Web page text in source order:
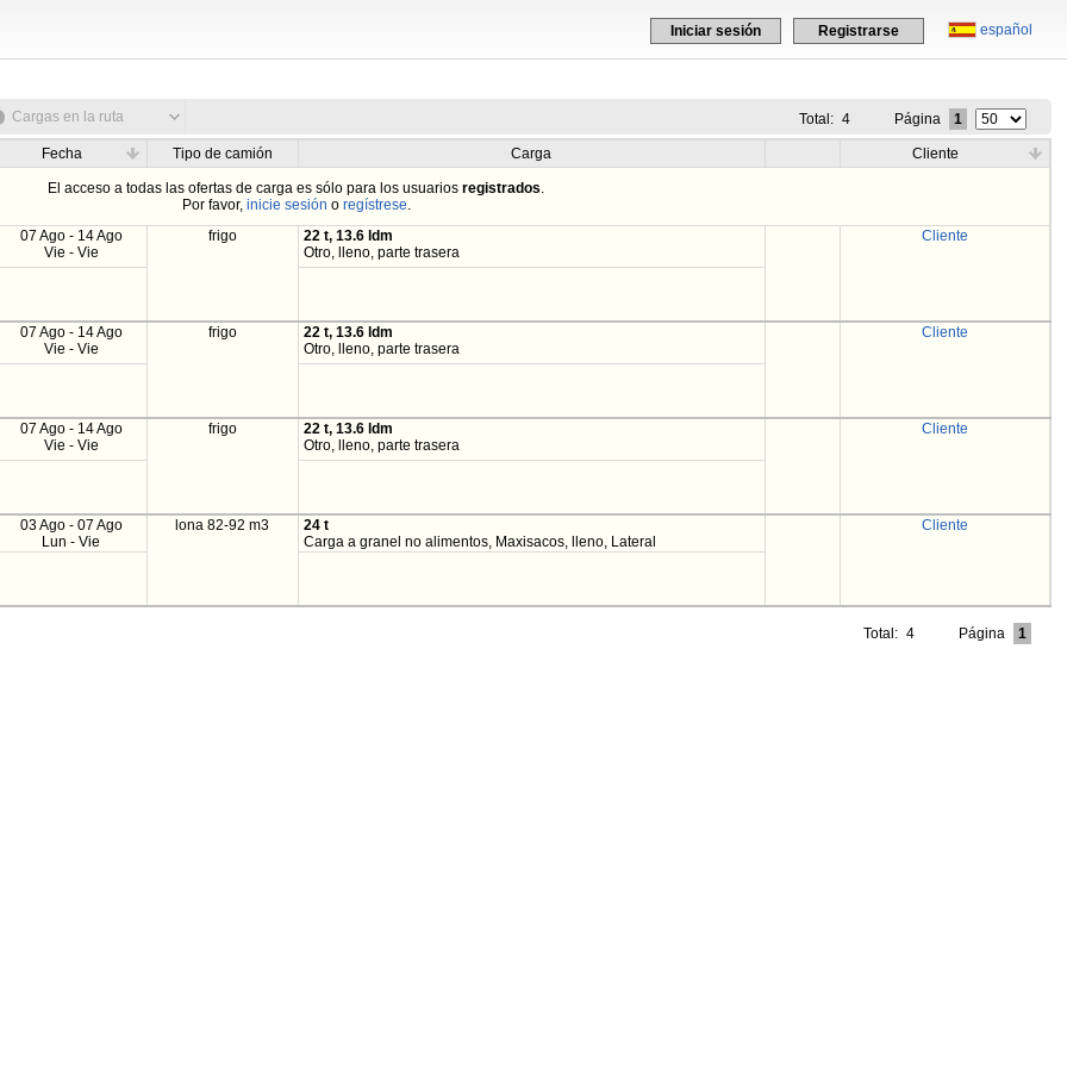
español
Iniciar sesión Registrarse
Cargas en la ruta Total: 4 Página 1
Fecha Tipo de camión Carga Cliente
El acceso a todas las ofertas de carga es sólo para los usuariosregistrados.
Por favor, inicie sesión o regístrese.
07 Ago - 14 Ago
Vie - Vie
frigo
22 t, 13.6 ldm
Otro, lleno, parte trasera
Cliente
07 Ago - 14 Ago
Vie - Vie
frigo
22 t, 13.6 ldm
Otro, lleno, parte trasera
Cliente
07 Ago - 14 Ago
Vie - Vie
frigo
22 t, 13.6 ldm
Otro, lleno, parte trasera
Cliente
03 Ago - 07 Ago
Lun - Vie
lona 82-92 m3
24 t
Carga a granel no alimentos, Maxisacos, lleno, Lateral
Cliente
Total: 4 Página 1